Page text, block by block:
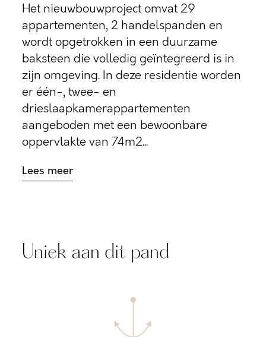
Het nieuwbouwproject omvat 29
appartementen, 2 handelspanden en
wordt opgetrokken in een duurzame
baksteen die volledig geïntegreerd is in
zijn omgeving. In deze residentie worden
er één-, twee- en
drieslaapkamerappartementen
aangeboden met een bewoonbare
oppervlakte van 74m2...
Lees meer
Uniek aan dit pand